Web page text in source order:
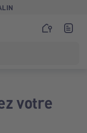
votre